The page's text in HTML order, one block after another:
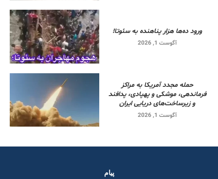
ورود ده‌ها هزار پناهنده به سئوتا!
آگوست 1, 2026
حمله مجدد آمریکا به مراکز
فرماندهی، موشکی و پهپادی، پدافند
و زیرساخت‌های دریایی ایران
آگوست 1, 2026
پیام